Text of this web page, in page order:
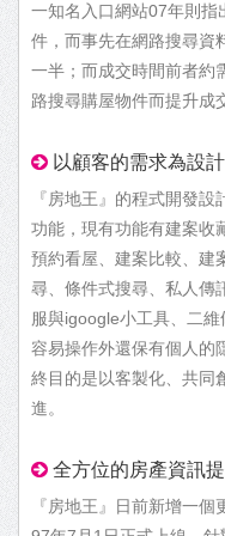
一知名入口網站07年則指
件，而事先在網路搜尋資
一半；而成交時間前者約
路搜尋購屋物件而提升成
以顧客的需求為設
『房地王』的程式開發
功能，現有功能有建案收
預約看屋、建案比較、建
尋、條件式搜尋、私人傳
服與igoogle小工具、二
容易操作外還保有個人的
終目的是以客製化、共同
進。
全方位的房產資訊
『房地王』日前新增一